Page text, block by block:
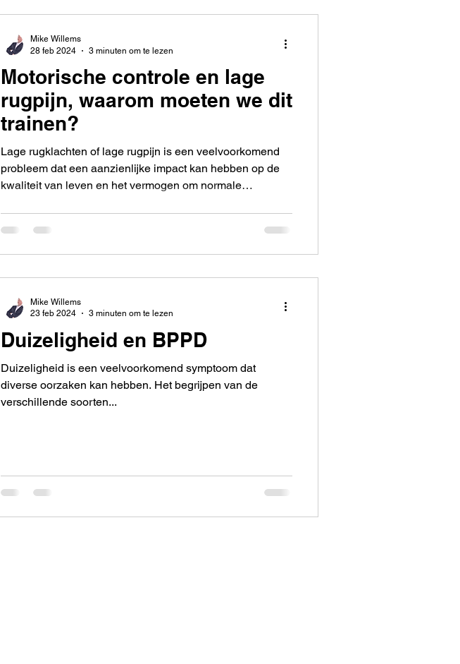
Motorische controle en lage
rugpijn, waarom moeten we dit
trainen?
Lage rugklachten of lage rugpijn is een veelvoorkomend
probleem dat een aanzienlijke impact kan hebben op de
kwaliteit van leven en het vermogen om normale
het concept van motorische controle van de lage
rugspieren. Motorische controle verwijst naar het
Mike Willems
28 feb 2024
3 minuten om te lezen
Duizeligheid en BPPD
Duizeligheid is een veelvoorkomend symptoom dat
diverse oorzaken kan hebben. Het begrijpen van de
verschillende soorten...
Mike Willems
23 feb 2024
3 minuten om te lezen